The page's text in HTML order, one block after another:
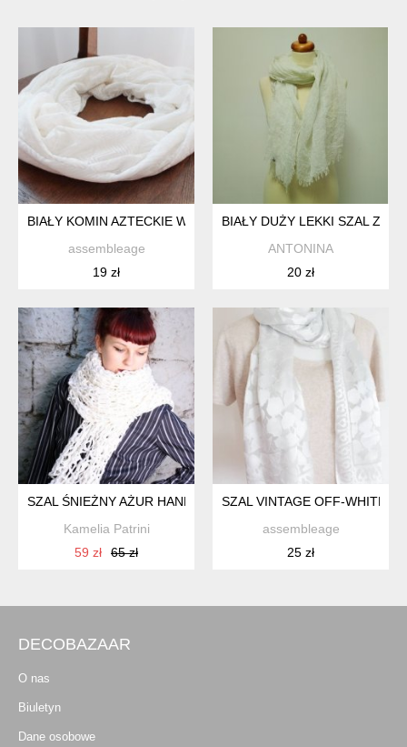
BIAŁY KOMIN AZTECKIE WZORY
assembleage
19 zł
BIAŁY DUŻY LEKKI SZAL Z
ANTONINA
20 zł
SZAL ŚNIEŻNY AŻUR HANDMADE
Kamelia Patrini
59 zł
65 zł
SZAL VINTAGE OFF-WHITE
assembleage
25 zł
DECOBAZAAR
O nas
Biuletyn
Dane osobowe